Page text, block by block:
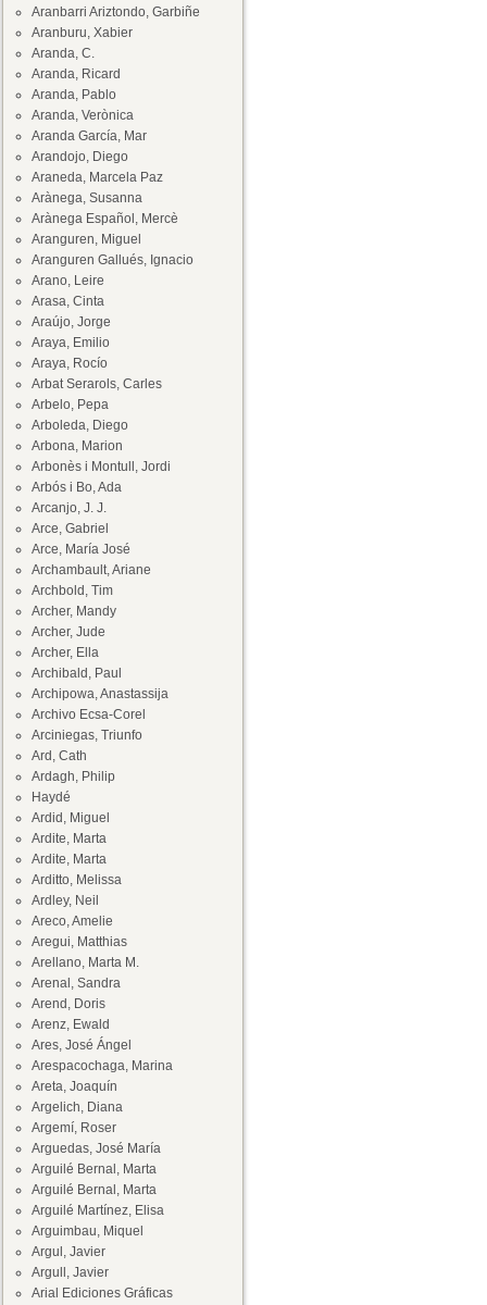
Aranbarri Ariztondo, Garbiñe
Aranburu, Xabier
Aranda, C.
Aranda, Ricard
Aranda, Pablo
Aranda, Verònica
Aranda García, Mar
Arandojo, Diego
Araneda, Marcela Paz
Arànega, Susanna
Arànega Español, Mercè
Aranguren, Miguel
Aranguren Gallués, Ignacio
Arano, Leire
Arasa, Cinta
Araújo, Jorge
Araya, Emilio
Araya, Rocío
Arbat Serarols, Carles
Arbelo, Pepa
Arboleda, Diego
Arbona, Marion
Arbonès i Montull, Jordi
Arbós i Bo, Ada
Arcanjo, J. J.
Arce, Gabriel
Arce, María José
Archambault, Ariane
Archbold, Tim
Archer, Mandy
Archer, Jude
Archer, Ella
Archibald, Paul
Archipowa, Anastassija
Archivo Ecsa-Corel
Arciniegas, Triunfo
Ard, Cath
Ardagh, Philip
Haydé
Ardid, Miguel
Ardite, Marta
Ardite, Marta
Arditto, Melissa
Ardley, Neil
Areco, Amelie
Aregui, Matthias
Arellano, Marta M.
Arenal, Sandra
Arend, Doris
Arenz, Ewald
Ares, José Ángel
Arespacochaga, Marina
Areta, Joaquín
Argelich, Diana
Argemí, Roser
Arguedas, José María
Arguilé Bernal, Marta
Arguilé Bernal, Marta
Arguilé Martínez, Elisa
Arguimbau, Miquel
Argul, Javier
Argull, Javier
Arial Ediciones Gráficas